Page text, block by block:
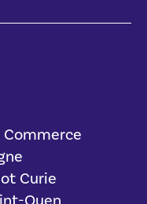
Commerce
Curie